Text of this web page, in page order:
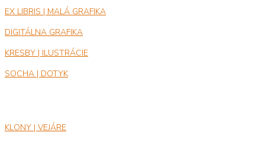
EX LIBRIS | MALÁ GRAFIKA
DIGITÁLNA GRAFIKA
KRESBY | ILUSTRÁCIE
SOCHA | DOTYK
KLONY | VEJÁRE